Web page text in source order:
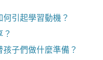
何引起學習動機？
？
孩子們做什麼準備？